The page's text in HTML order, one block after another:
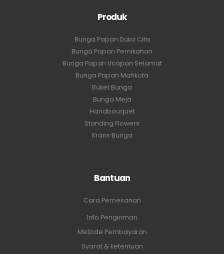
Produk
Bunga Papan Duka Cita
Bunga Papan Pernikahan
Bunga Papan Ucapan Selamat
Bunga Papan Mahkota
Buket Bunga
Bunga Meja
Handbouquet
Standing Flowers
Krans Bunga
Bantuan
Cara Pemesanan
Info Pengiriman
Metode Pembayaran
Syarat & ketentuan